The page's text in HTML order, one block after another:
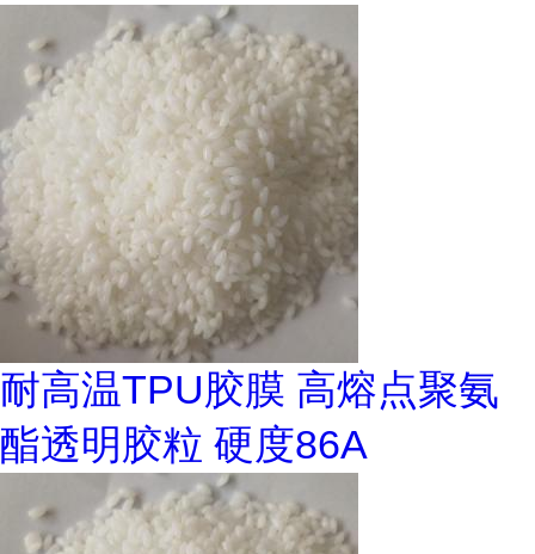
耐高温TPU胶膜 高熔点聚氨
酯透明胶粒 硬度86A